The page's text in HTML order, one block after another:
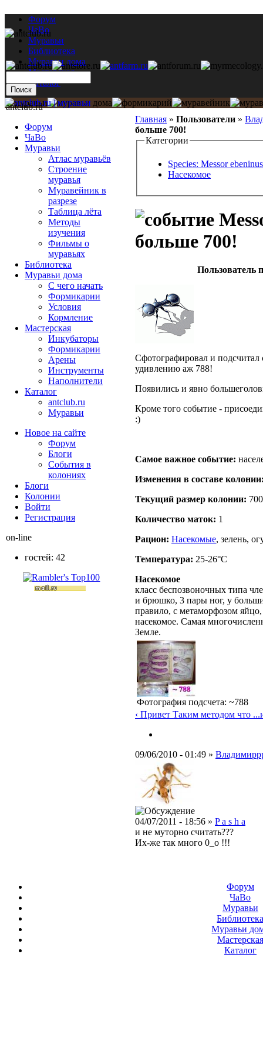
Форум
ЧаВо
Муравьи
Библиотека
Муравьи дома
Мастерская
Каталог
Главная » Пользователи »
больше 700!
Категории
Species: Messor ebeninus
Насекомое
больше 700!
Пользователь
Сфотографировал и подсчитал
удивлению аж 788!
Появились и явно
Кроме того событие -
:)
Самое важное событие:
Изменения в составе
Текущий размер кoлонии: 700
Количество маток: 1
Рацион: Насекомые, зелень,
Температура: 25-26°C
Насекомое
класс беспозвоночных типа
и брюшко, 3 пары ног, у
правило, с метаморфозом
насекомое. Самая
Земле.
Фотография подсчета: ~788
‹ Привет Таким методом что ...
09/06/2010 - 01:49 »
04/07/2011 - 18:56 » P a s h a
и не муторно считать???
Их-же так много 0_о !!!
antclub.ru
Форум
ЧаВо
Муравьи
Атлас муравьёв
Строение
муравья
Муравейник в
разрезе
Таблица лёта
Методы
изучения
Фильмы о
муравьях
Библиотека
Муравьи дома
С чего начать
Формикарии
Условия
Кормление
Мастерская
Инкубаторы
Формикарии
Арены
Инструменты
Наполнители
Каталог
antclub.ru
Муравьи
Новое на сайте
Форум
Блоги
События в
колониях
Блоги
Колонии
Войти
Peгиcтpaция
on-line
гостей: 42
Форум
ЧаВо
Муравьи
Муравьи
Мастерская
Каталог